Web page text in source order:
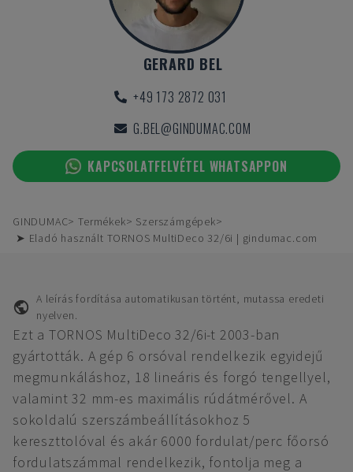
GERARD BEL
+49 173 2872 031
G.BEL@GINDUMAC.COM
KAPCSOLATFELVÉTEL WHATSAPPON
GINDUMAC Termékek
Szerszámgépek
➤ Eladó használt TORNOS MultiDeco 32/6i | gindumac.com
A leírás fordítása automatikusan történt, mutassa eredeti
nyelven.
Ezt a TORNOS MultiDeco 32/6i-t 2003-ban
gyártották. A gép 6 orsóval rendelkezik egyidejű
megmunkáláshoz, 18 lineáris és forgó tengellyel,
valamint 32 mm-es maximális rúdátmérővel. A
sokoldalú szerszámbeállításokhoz 5
kereszttolóval és akár 6000 fordulat/perc főorsó
fordulatszámmal rendelkezik, fontolja meg a